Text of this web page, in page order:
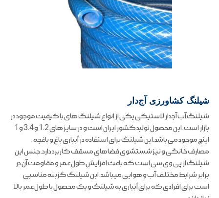
شیلنگ کشاورزی آج‌دار
شیلنگ آب آجدار لاستیکی یکی از انواع شیلنگ های با کیفیت موجود در
بازار است. این محصول تولید کشور ایران است و در سایز های 1.2 و 3.4 و 1
اینچ موجود می باشد.این شیلنگ برای استفاده در آبیاری باغ و باغچه ،
مصارف خانگی و نیز شستشوی فضاهای مسقف کاربرد دارد. جنس این
شیلنگ از پی وی سی است که باعث افزایش طول عمر و مقاومت آن در
برابر شرایط مختلف آب و هوایی میباشد. این شیلنگ گزینه مناسبی
است برای افرادی که برای آبیاری به شیلنگ و یک محصول با طول عمر بالا